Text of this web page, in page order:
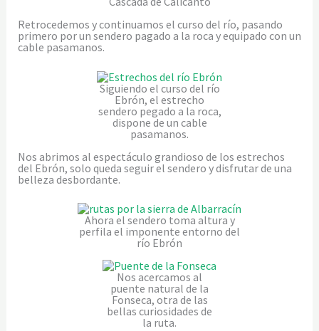
Retrocedemos y continuamos el curso del río, pasando
primero por un sendero pagado a la roca y equipado con un
cable pasamanos.
Siguiendo el curso del río
Ebrón, el estrecho
sendero pegado a la roca,
dispone de un cable
pasamanos.
Nos abrimos al espectáculo grandioso de los estrechos
del Ebrón, solo queda seguir el sendero y disfrutar de una
belleza desbordante.
Ahora el sendero toma altura y
perfila el imponente entorno del
río Ebrón
Nos acercamos al
puente natural de la
Fonseca, otra de las
bellas curiosidades de
la ruta.